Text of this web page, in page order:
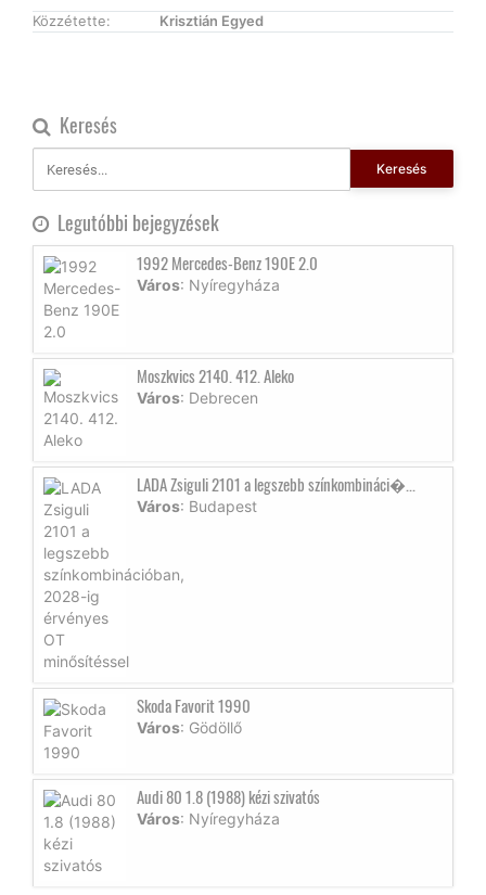
Közzétette:
Krisztián Egyed
Keresés
Keresés
Legutóbbi bejegyzések
1992 Mercedes-Benz 190E 2.0
Város: Nyíregyháza
Moszkvics 2140. 412. Aleko
Város: Debrecen
LADA Zsiguli 2101 a legszebb színkombináci�...
Város: Budapest
Skoda Favorit 1990
Város: Gödöllő
Audi 80 1.8 (1988) kézi szivatós
Város: Nyíregyháza